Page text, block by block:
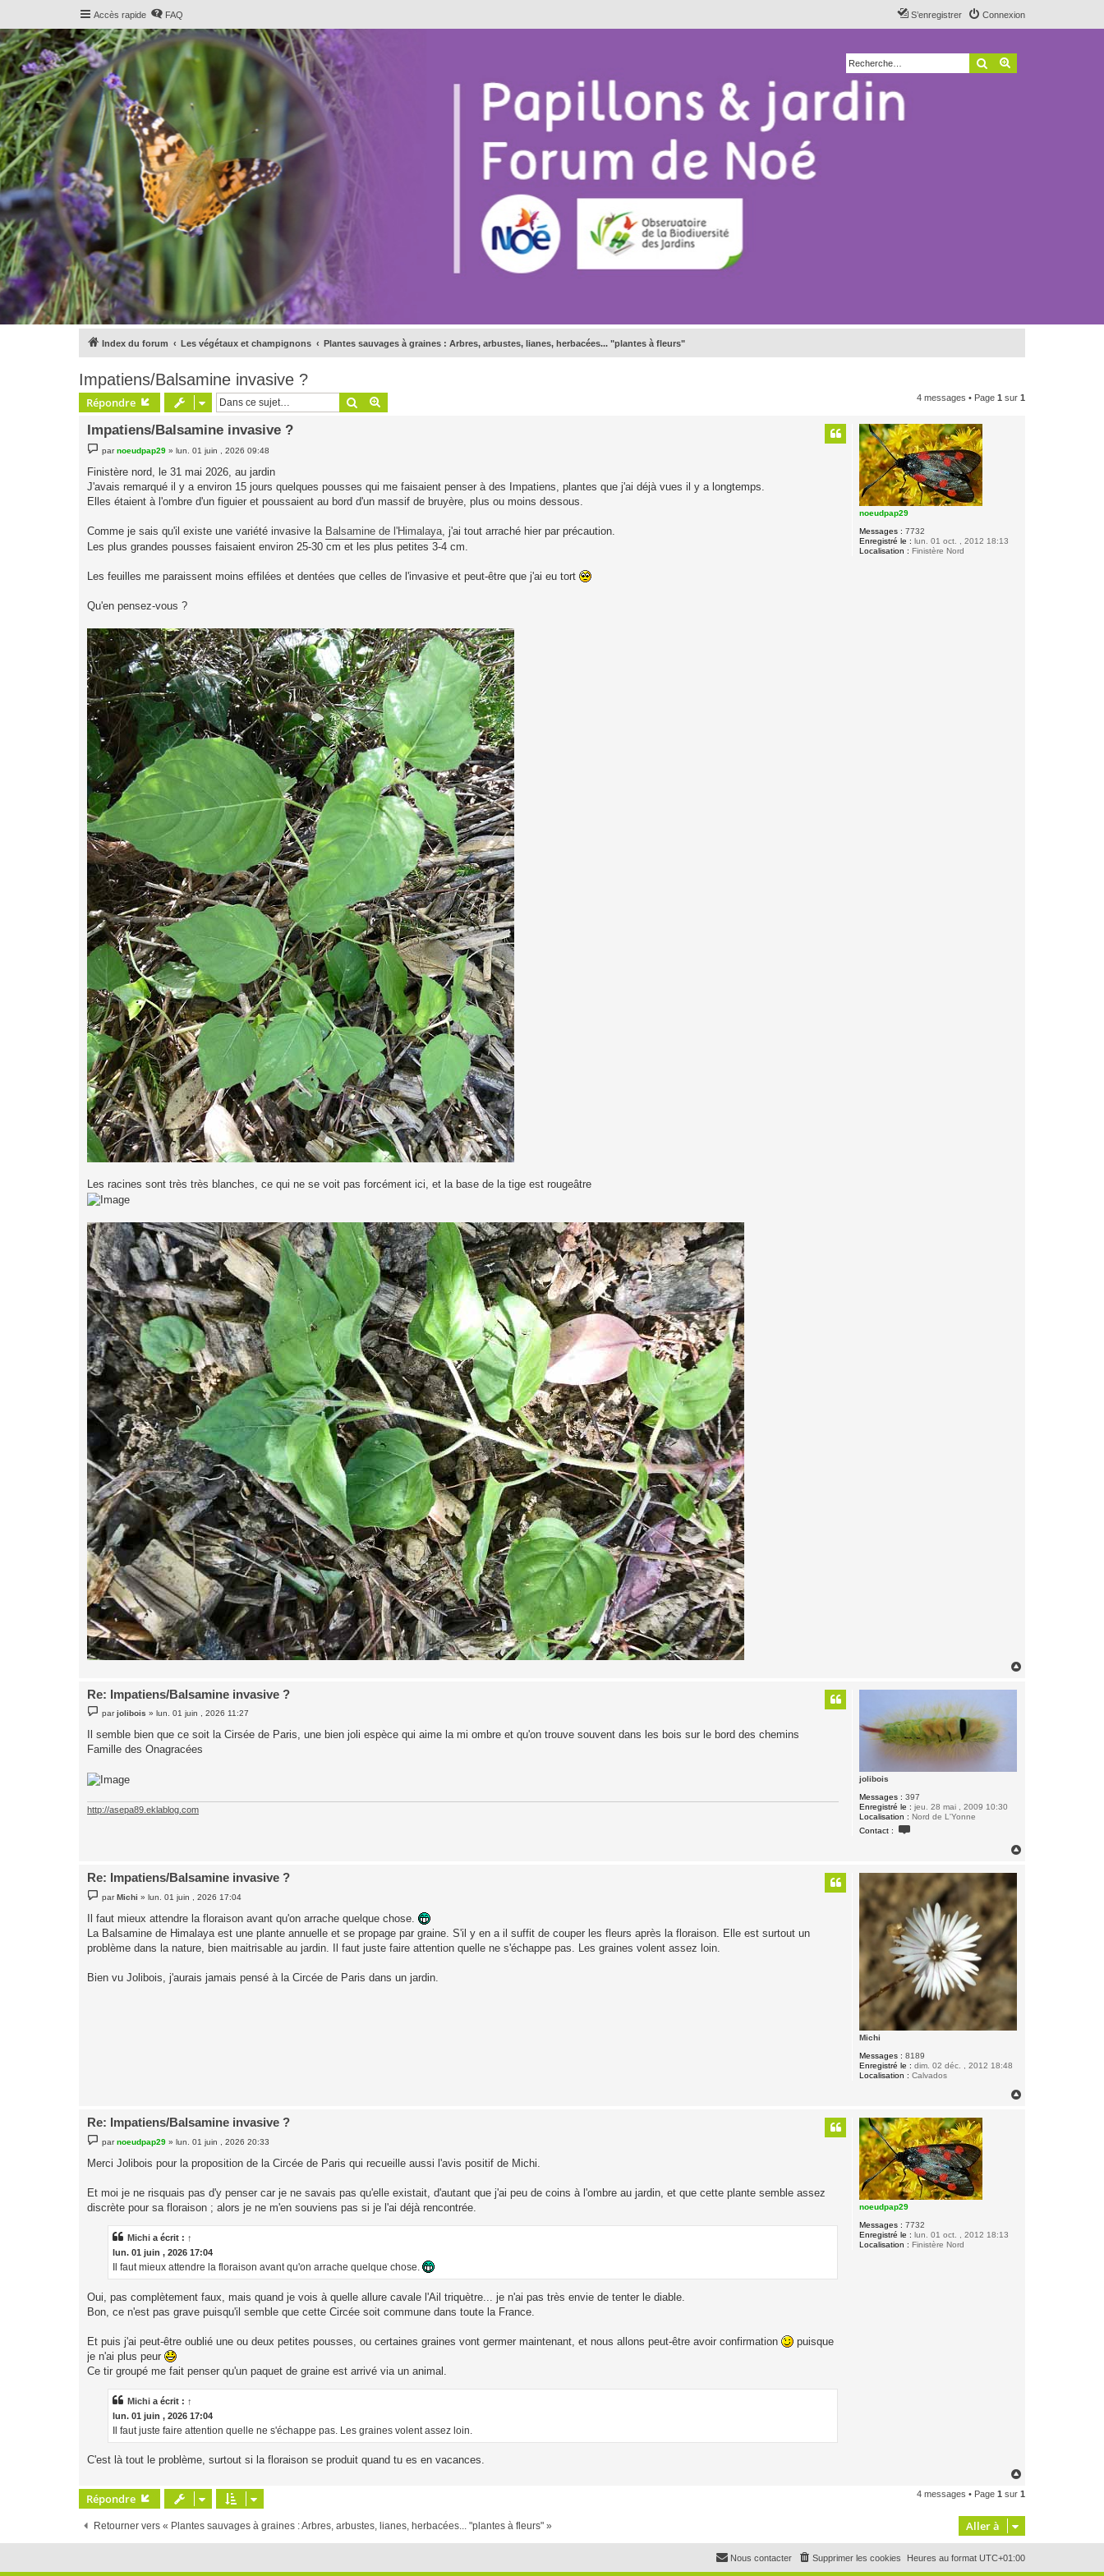
Accès rapide FAQ Connexion
S’enregistrer
Rechercher
Index du forum Les végétaux et champignons Plantes sauvages à graines : Arbres, arbustes, lianes, herbacées... "plantes à fleurs"
Impatiens/Balsamine invasive ?
Répondre Rechercher 4 messages • Page 1 sur 1
noeudpap29
Messages : 7732
Enregistré le : lun. 01 oct. , 2012 18:13
Localisation : Finistère Nord
Impatiens/Balsamine invasive ?
e
s
s
a
e
parnoeudpap29 »lun. 01 juin , 2026 09:48
Finistère nord, le 31 mai 2026, au jardin
J'avais remarqué il y a environ 15 jours quelques pousses qui me faisaient penser à des Impatiens, plantes que j'ai déjà vues il y a longtemps.
Elles étaient à l'ombre d'un figuier et poussaient au bord d'un massif de bruyère, plus ou moins dessous.
Comme je sais qu'il existe une variété invasive la Balsamine de l'Himalaya, j'ai tout arraché hier par précaution.
Les plus grandes pousses faisaient environ 25-30 cm et les plus petites 3-4 cm.
Les feuilles me paraissent moins effilées et dentées que celles de l'invasive et peut-être que j'ai eu tort
Qu'en pensez-vous ?
Les racines sont très très blanches, ce qui ne se voit pas forcément ici, et la base de la tige est rougeâtre
jolibois
Messages : 397
Enregistré le : jeu. 28 mai , 2009 10:30
Localisation : Nord de L'Yonne
Contact :
c
e
r
j
o
l
i
b
o
i
s
Re: Impatiens/Balsamine invasive ?
e
s
a
parjolibois »lun. 01 juin , 2026 11:27
Il semble bien que ce soit la Cirsée de Paris, une bien joli espèce qui aime la mi ombre et qu'on trouve souvent dans les bois sur le bord des chemins
Famille des Onagracées
http://asepa89.eklablog.com
Michi
Messages : 8189
Enregistré le : dim. 02 déc. , 2012 18:48
Localisation : Calvados
Re: Impatiens/Balsamine invasive ?
e
s
s
a
g
e
parMichi »lun. 01 juin , 2026 17:04
Il faut mieux attendre la floraison avant qu'on arrache quelque chose.
La Balsamine de Himalaya est une plante annuelle et se propage par graine. S'il y en a il suffit de couper les fleurs après la floraison. Elle est surtout un
problème dans la nature, bien maitrisable au jardin. Il faut juste faire attention quelle ne s'échappe pas. Les graines volent assez loin.
Bien vu Jolibois, j'aurais jamais pensé à la Circée de Paris dans un jardin.
noeudpap29
Messages : 7732
Enregistré le : lun. 01 oct. , 2012 18:13
Localisation : Finistère Nord
Re: Impatiens/Balsamine invasive ?
e
s
e
parnoeudpap29 »lun. 01 juin , 2026 20:33
Merci Jolibois pour la proposition de la Circée de Paris qui recueille aussi l'avis positif de Michi.
Et moi je ne risquais pas d'y penser car je ne savais pas qu'elle existait, d'autant que j'ai peu de coins à l'ombre au jardin, et que cette plante semble assez
discrète pour sa floraison ; alors je ne m'en souviens pas si je l'ai déjà rencontrée.
Michi a écrit : ↑
lun. 01 juin , 2026 17:04
Il faut mieux attendre la floraison avant qu'on arrache quelque chose.
Oui, pas complètement faux, mais quand je vois à quelle allure cavale l'Ail triquètre... je n'ai pas très envie de tenter le diable.
Bon, ce n'est pas grave puisqu'il semble que cette Circée soit commune dans toute la France.
Et puis j'ai peut-être oublié une ou deux petites pousses, ou certaines graines vont germer maintenant, et nous allons peut-être avoir confirmation
puisque
je n'ai plus peur
Ce tir groupé me fait penser qu'un paquet de graine est arrivé via un animal.
Michi a écrit : ↑
lun. 01 juin , 2026 17:04
Il faut juste faire attention quelle ne s'échappe pas. Les graines volent assez loin.
C'est là tout le problème, surtout si la floraison se produit quand tu es en vacances.
u
Répondre 4 messages • Page 1 sur 1
Retourner vers « Plantes sauvages à graines : Arbres, arbustes, lianes, herbacées... "plantes à fleurs" » Aller à
Heures au format UTC+01:00
Supprimer les cookies
Nous contacter